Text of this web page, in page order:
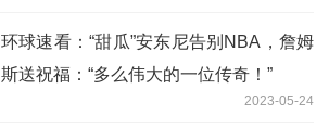
环球速看：“甜瓜”安东尼告别NBA，詹姆
斯送祝福：“多么伟大的一位传奇！”
2023-05-24